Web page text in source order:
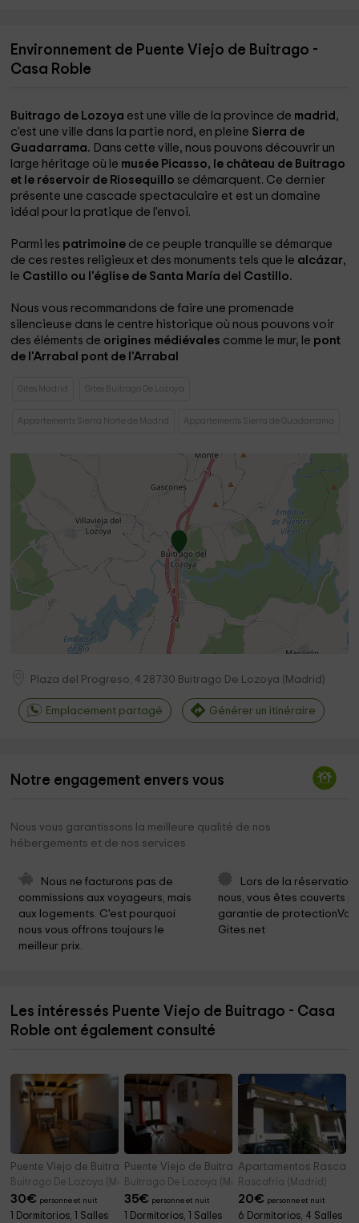
Environnement de Puente Viejo de Buitrago -
Casa Roble
Buitrago de Lozoya est une ville de la province de madrid ,
c'est une ville dans la partie nord, en pleine Sierra de
Guadarrama. Dans cette ville, nous pouvons découvrir un
large héritage où le musée Picasso, le château de Buitrago
et le réservoir de Riosequillo se démarquent. Ce dernier
présente une cascade spectaculaire et est un domaine
idéal pour la pratique de l'envoi.
Parmi les patrimoine de ce peuple tranquille se démarque
de ces restes religieux et des monuments tels que le alcázar,
le Castillo ou l'église de Santa María del Castillo.
Nous vous recommandons de faire une promenade
silencieuse dans le centre historique où nous pouvons voir
des éléments de origines médiévales comme le mur, le pont
de l'Arrabal pont de l'Arrabal
Gites Madrid Gites Buitrago De Lozoya
Appartements Sierra Norte de Madrid Appartements Sierra de Guadarrama
Plaza del Progreso, 4 28730 Buitrago De Lozoya ( Madrid )
Emplacement partagé Générer un itinéraire
Notre engagement envers vous
Nous vous garantissons la meilleure qualité de nos
hébergements et de nos services
Nous ne facturons pas de
commissions aux voyageurs, mais
aux logements. C'est pourquoi
nous vous offrons toujours le
meilleur prix.
Lors de la réservation
nous, vous êtes couverts
garantie de
Gites.net
Les intéressés Puente Viejo de Buitrago - Casa
Roble ont également consulté
Puente Viejo de Buitrago- Casa Fresno
Buitrago De Lozoya (Madrid)
30€ personne et nuit
1 Dormitorios, 1 Salles
Puente Viejo de Buitrago - Casa Enebro
Buitrago De Lozoya (Madrid)
35€ personne et nuit
1 Dormitorios, 1 Salles
Apartamentos
Rascafría (Madrid)
20€ personne et nuit
6 Dormitorios, 4 Salles